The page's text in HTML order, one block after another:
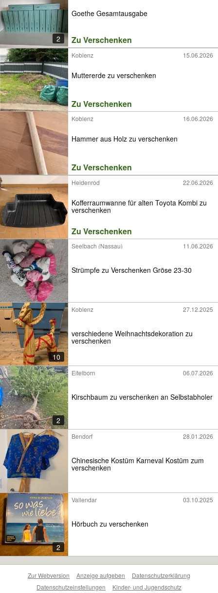
2
Goethe Gesamtausgabe
Zu Verschenken
Koblenz 15.06.2026
Muttererde zu verschenken
Zu Verschenken
Koblenz 16.06.2026
Hammer aus Holz zu verschenken
Zu Verschenken
Heidenrod 22.06.2026
Kofferraumwanne für alten Toyota Kombi zu
verschenken
Zu Verschenken
Seelbach (Nassau) 11.06.2026
Strümpfe zu Verschenken Gröse 23-30
10
Koblenz 27.12.2025
verschiedene Weihnachtsdekoration zu
verschenken
2
Eitelborn 06.07.2026
Kirschbaum zu verschenken an Selbstabholer
Bendorf 28.01.2026
Chinesische Kostüm Karneval Kostüm zum
verschenken
2
Vallendar 03.10.2025
Hörbuch zu verschenken
Zur Webversion Anzeige aufgeben
Datenschutzerklärung
Datenschutzeinstellungen
Kinder- und Jugendschutz